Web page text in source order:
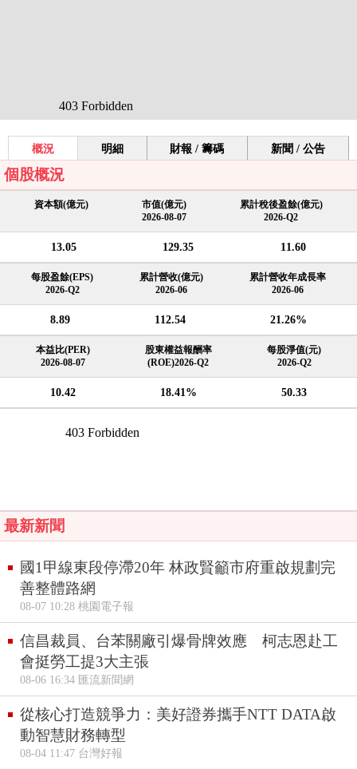
概況 明細 財報 / 籌碼 新聞 / 公告
個股概況
資本額(億元)
市值(億元)
2026-08-07
累計稅後盈餘(億元)
2026-Q2
13.05 129.35 11.60
每股盈餘(EPS)
2026-Q2
累計營收(億元)
2026-06
累計營收年成長率
2026-06
8.89 112.54 21.26%
本益比(PER)
2026-08-07
股東權益報酬率
(ROE)2026-Q2
每股淨值(元)
2026-Q2
10.42 18.41% 50.33
最新新聞
國1甲線東段停滯20年 林政賢籲市府重啟規劃完
善整體路網
08-07 10:28 桃園電子報
信昌裁員、台苯關廠引爆骨牌效應 柯志恩赴工
會挺勞工提3大主張
08-06 16:34 匯流新聞網
從核心打造競爭力：美好證券攜手NTT DATA啟
動智慧財務轉型
08-04 11:47 台灣好報